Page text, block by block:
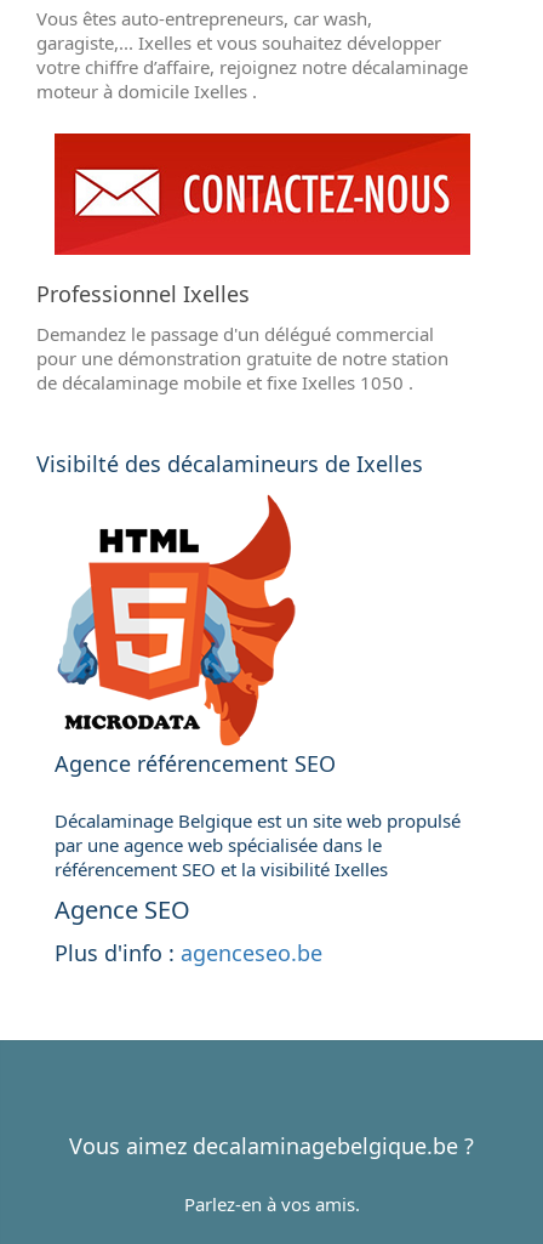
Vous êtes auto-entrepreneurs, car wash,
garagiste,... Ixelles et vous souhaitez développer
votre chiffre d’affaire, rejoignez notre décalaminage
moteur à domicile Ixelles .
Professionnel Ixelles
Demandez le passage d'un délégué commercial
pour une démonstration gratuite de notre station
de décalaminage mobile et fixe Ixelles 1050 .
Visibilté des décalamineurs de Ixelles
Agence référencement SEO
Décalaminage Belgique est un site web propulsé
par une agence web spécialisée dans le
référencement SEO et la visibilité Ixelles
Agence SEO
Plus d'info : agenceseo.be
Vous aimez decalaminagebelgique.be ?
Parlez-en à vos amis.